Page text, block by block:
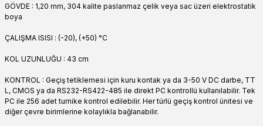
GÖVDE : 1,20 mm, 304 kalite paslanmaz çelik veya sac üzeri elektrostatik
boya
ÇALIŞMA ISISI : (-20), (+50) °C
KOL UZUNLUĞU : 43 cm
KONTROL : Geçiş tetiklemesi için kuru kontak ya da 3-50 V DC darbe, TT
L, CMOS ya da RS232-RS422-485 ile direkt PC kontrollü kullanılabilir. Tek
PC ile 256 adet turnike kontrol edilebilir. Her türlü geçiş kontrol ünitesi ve
diğer çevre birimlerine kolaylıkla bağlanabilir.